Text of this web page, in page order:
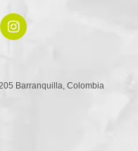
Barranquilla, Colombia